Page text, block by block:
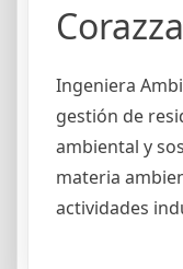
Corazza
Ingeniera
gestión de
ambiental y
materia
actividades